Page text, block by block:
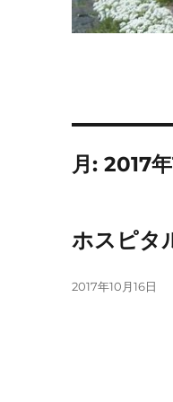
月:2017
ホスピタ
投
2017年10月16日